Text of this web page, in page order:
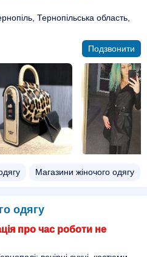
Тернопільська область,
Подзвонити
Магазини жіночого одягу
одягу
про час роботи не